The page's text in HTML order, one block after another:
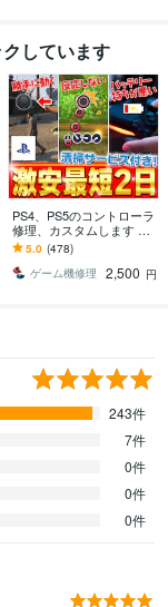
しています
PS4、PS5のコントローラ
修理、カスタムします 勝
手に動く、ボタンが効か
ない、バッテリの持ちが
悪い等
5.0 (478)
ゲーム機修理
2,500 円
243件
7件
0件
0件
0件